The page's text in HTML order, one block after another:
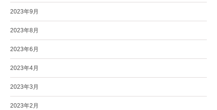
2023年9月
2023年8月
2023年6月
2023年4月
2023年3月
2023年2月